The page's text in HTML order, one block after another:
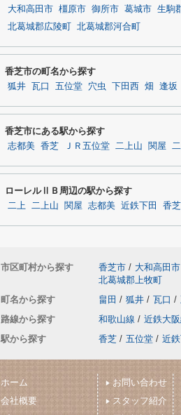
大和高田市 橿原市 御所市 葛城市 生駒
北葛城郡広陵町
北葛城郡河合町
香芝市の町名から探す
狐井 瓦口 五位堂 穴虫 下田西 畑 逢坂
香芝市にある駅から探す
志都美 香芝 ＪＲ五位堂 二上山 関屋
ローレルⅡＢ周辺の駅から探す
二上 二上山 関屋 志都美 近鉄下田 香芝
市区町村から探す 香芝市 / 大和高田市
北葛城郡上牧町
町名から探す
畠田 / 狐井 / 瓦口 /
路線から探す
和歌山線 / 近鉄大
駅から探す
香芝 / 五位堂 / 近
ホーム
会社概要
お問い合わせ
スタッフ紹介